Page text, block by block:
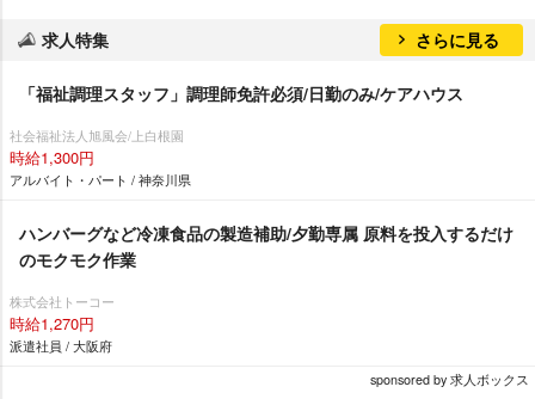
求人特集 さらに見る
「福祉調理スタッフ」調理師免許必須/日勤のみ/ケアハウス
社会福祉法人旭風会/上白根園
時給1,300円
アルバイト・パート / 神奈川県
ハンバーグなど冷凍食品の製造補助/夕勤専属 原料を投入するだけ
のモクモク作業
株式会社トーコー
時給1,270円
派遣社員 / 大阪府
sponsored by 求人ボックス